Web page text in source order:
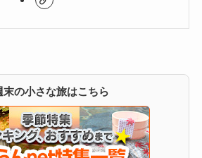
末の小さな旅はこちら